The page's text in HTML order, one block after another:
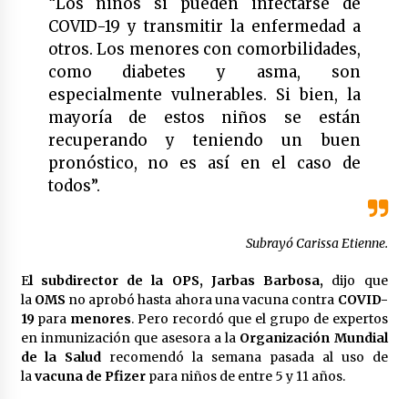
COVID-19 y transmitir la enfermedad a
otros. Los menores con comorbilidades,
como diabetes y asma, son
especialmente vulnerables. Si bien, la
mayoría de estos niños se están
recuperando y teniendo un buen
pronóstico, no es así en el caso de
todos”.
Subrayó Carissa Etienne.
El subdirector de la OPS, Jarbas Barbosa, dijo que
la OMS no aprobó hasta ahora una vacuna contra COVID-
19 para menores. Pero recordó que el grupo de expertos
en inmunización que asesora a la Organización Mundial
de la Salud recomendó la semana pasada al uso de
lavacuna de Pfizerpara niños de entre 5 y 11 años.